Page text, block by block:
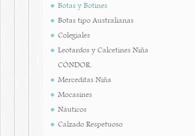
Botas y Botines
Botas tipo Australianas
Colegiales
Leotardos y Calcetines Niña
CÓNDOR.
Merceditas Niña
Mocasines
Náuticos
Calzado Respetuoso